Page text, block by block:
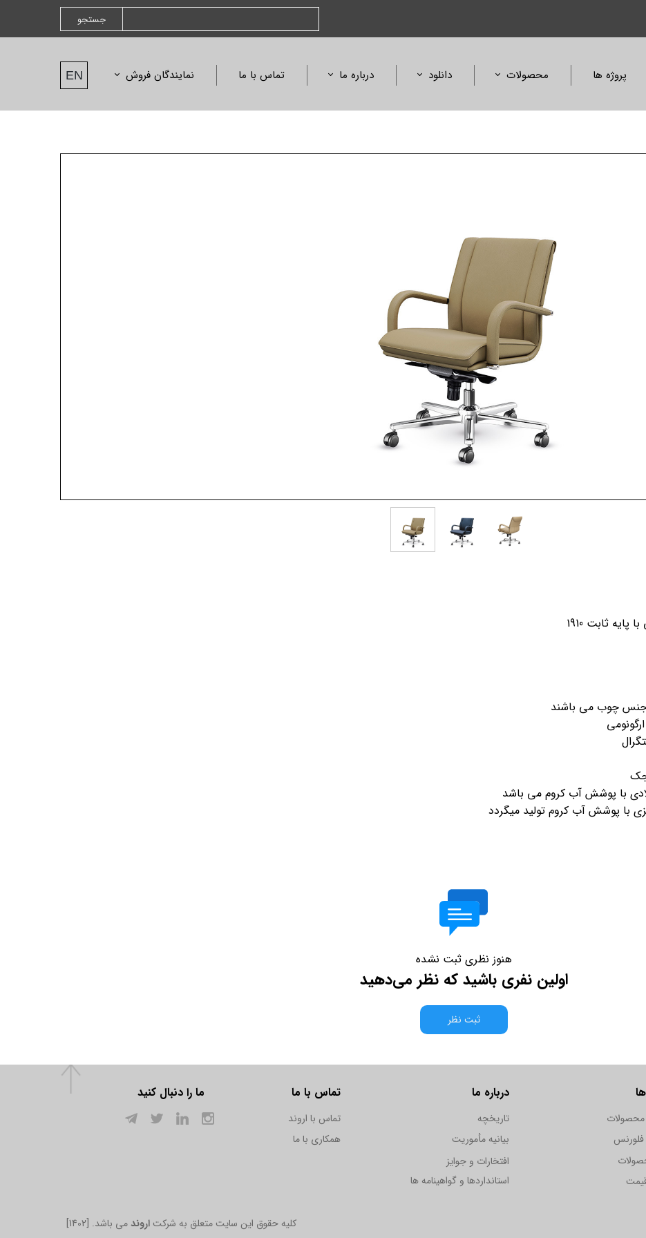
جستجو
پروژه ها
محصولات
صندلی
دانلود
کاتالوگ محصولات
درباره ما
بیانیه مأموریت
تماس با ما
نمایندگان فروش
نمایندگان فروش
EN
جنس چوب می باشند
با پوشش آب کروم می باشد
با پوشش آب کروم تولید میگردد
هنوز نظری ثبت نشده
اولین نفری باشید که نظر می‌دهید
ثبت نظر
محصولات
فلورنس
درباره ما
تاریخچه
بیانیه مأموریت
استانداردها و گواهینامه ها
افتخارات و جوایز
تماس با ما
تماس با اروند
همکاری با ما
ما را دنبال کنید
[1402] .کلیه حقوق این سایت متعلق به شرکت اروندمی باشد